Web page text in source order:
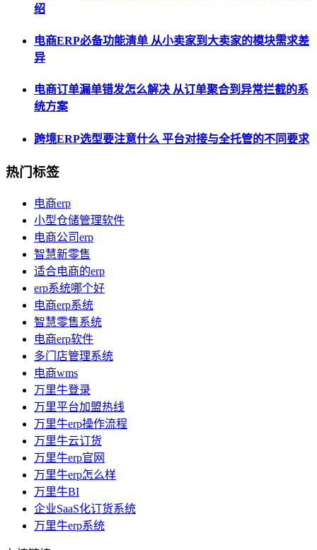
绍
电商ERP必备功能清单 从小卖家到大卖家的模块需求差
异
电商订单漏单错发怎么解决 从订单聚合到异常拦截的系
统方案
跨境ERP选型要注意什么 平台对接与全托管的不同要求
热门标签
电商erp
小型仓储管理软件
电商公司erp
智慧新零售
适合电商的erp
erp系统哪个好
电商erp系统
智慧零售系统
电商erp软件
多门店管理系统
电商wms
万里牛登录
万里平台加盟热线
万里牛erp操作流程
万里牛云订货
万里牛erp官网
万里牛erp怎么样
万里牛BI
企业SaaS化订货系统
万里牛erp系统